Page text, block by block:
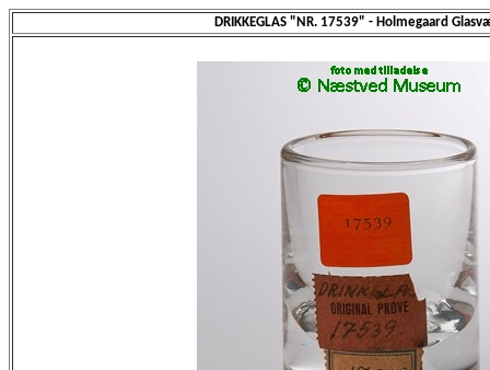
DRIKKEGLAS "NR. 17539" - Holmegaard